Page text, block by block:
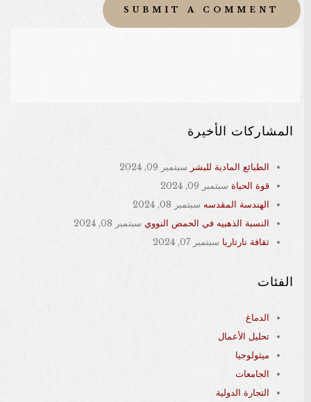
المشاركات الأخيرة
الطبائع المادية للبشر سبتمبر 09, 2024
قوة الحياة سبتمبر 09, 2024
الهندسة المقدسه سبتمبر 08, 2024
النسبة الذهبيه في الحمض النووي سبتمبر 08, 2024
ثقافة تارتاريا سبتمبر 07, 2024
الفئات
الدماغ
تحليل الأعمال
ميثولوجيا
الجامعات
التجارة الدولية